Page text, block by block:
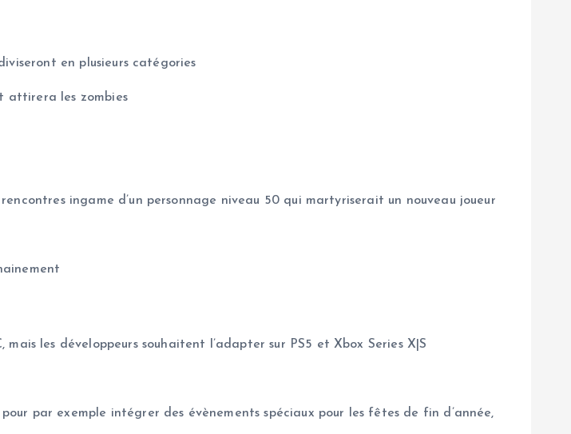
en plusieurs catégories
attirera les zombies
ingame d’un personnage niveau 50 qui martyriserait un nouveau joueur
les développeurs souhaitent l’adapter sur PS5 et Xbox Series X|S
par exemple intégrer des évènements spéciaux pour les fêtes de fin d’année,